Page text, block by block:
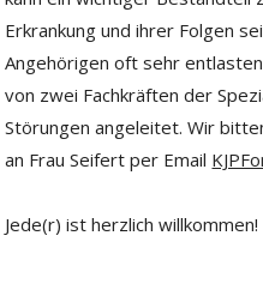
Erkrankung und ihrer Folgen
Angehörigen oft sehr
von zwei Fachkräften der
Störungen angeleitet. Wir
an Frau Seifert per Email
Jede(r) ist herzlich willkommen!